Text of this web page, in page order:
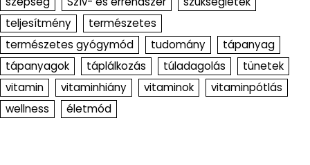
teljesítmény
természetes
természetes gyógymód
tudomány
tápanyag
tápanyagok
táplálkozás túladagolás
tünetek
vitamin
vitaminhiány vitaminok
vitaminpótlás
wellness
életmód